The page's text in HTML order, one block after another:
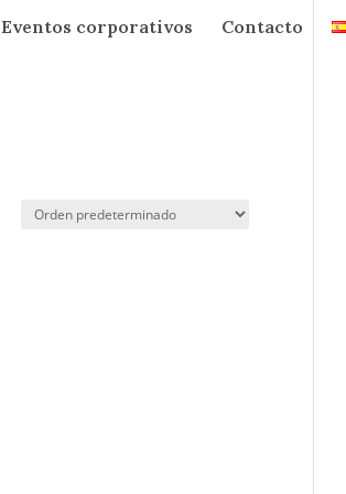
Eventos corporativos Contacto